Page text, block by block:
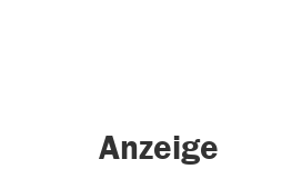
Anzeige